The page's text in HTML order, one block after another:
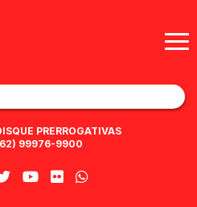
PRERROGATIVAS
99976-9900